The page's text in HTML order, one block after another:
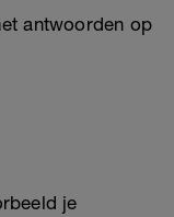
antwoorden op
je